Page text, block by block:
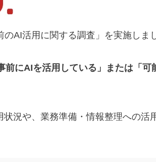
AI活用に関する調査」を実施しま
前にAIを活用している」または「可
況や、業務準備・情報整理への活